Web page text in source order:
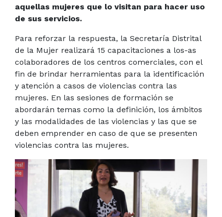
aquellas mujeres que lo visitan para hacer uso
de sus servicios.
Para reforzar la respuesta, la Secretaría Distrital
de la Mujer realizará 15 capacitaciones a los-as
colaboradores de los centros comerciales, con el
fin de brindar herramientas para la identificación
y atención a casos de violencias contra las
mujeres. En las sesiones de formación se
abordarán temas como la definición, los ámbitos
y las modalidades de las violencias y las que se
deben emprender en caso de que se presenten
violencias contra las mujeres.